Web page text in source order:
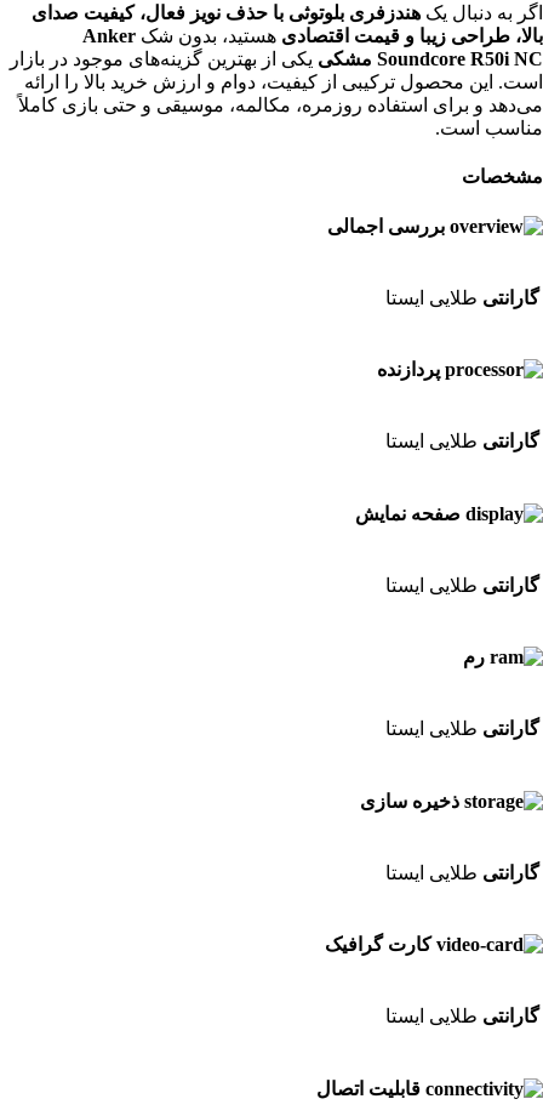
اگر به دنبال یک هندزفری بلوتوثی با حذف نویز فعال، کیفیت صدای
بالا، طراحی زیبا و قیمت اقتصادی هستید، بدون شک Anker
Soundcore R50i NC مشکی
یکی از بهترین گزینه‌های موجود در بازار
است. این محصول ترکیبی از کیفیت، دوام و ارزش خرید بالا را ارائه
می‌دهد و برای استفاده روزمره، مکالمه، موسیقی و حتی بازی کاملاً
مناسب است.
مشخصات
بررسی اجمالی
گارانتی طلایی ایستا
پردازنده
گارانتی طلایی ایستا
صفحه نمایش
گارانتی طلایی ایستا
رم
گارانتی طلایی ایستا
ذخیره سازی
گارانتی طلایی ایستا
کارت گرافیک
گارانتی طلایی ایستا
قابلیت اتصال